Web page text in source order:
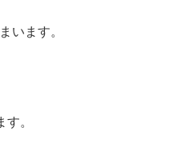
います。
。